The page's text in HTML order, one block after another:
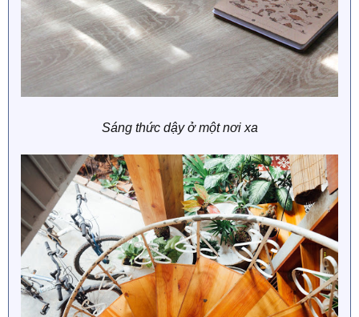
Sáng thức dậy ở một nơi xa